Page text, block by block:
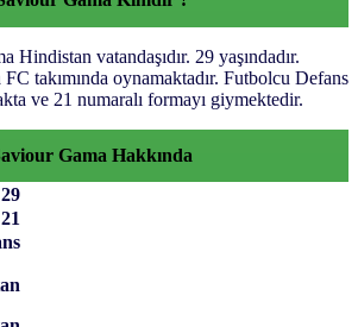
Hindistan vatandaşıdır. 29 yaşındadır.
FC takımında oynamaktadır. Futbolcu Defans
ve 21 numaralı formayı giymektedir.
Gama Hakkında
29
21